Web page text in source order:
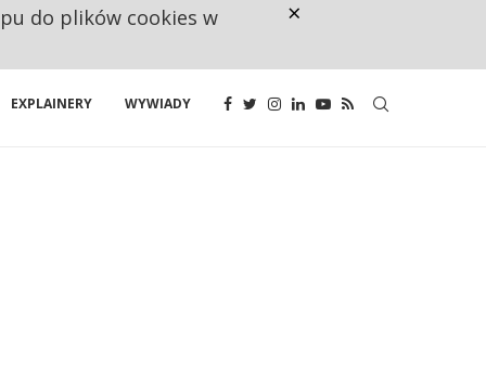
EXPLAINERY WYWIADY
do plików cookies w ×